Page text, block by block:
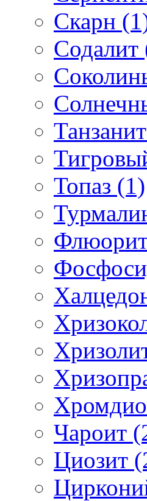
Скарн
Содалит
Топаз (1)
Чароит
Циозит